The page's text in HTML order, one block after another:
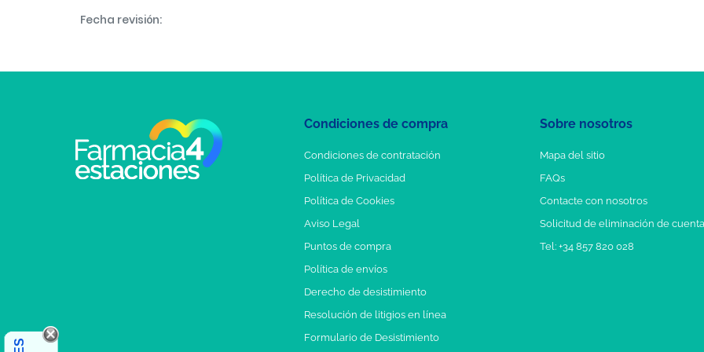
Fecha revisión:
Condiciones de compra
Condiciones de contratación
Política de Privacidad
Política de Cookies
Aviso Legal
Puntos de compra
Política de envíos
Derecho de desistimiento
Resolución de litigios en línea
Formulario de Desistimiento
Sobre nosotros
Mapa del sitio
FAQs
Contacte con nosotros
Solicitud de eliminación de cuenta
Tel: +34 857 820 028